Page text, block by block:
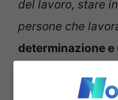
del lavoro, stare
persone che
determinazione e
ventenne, ma